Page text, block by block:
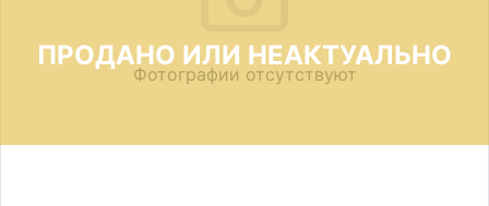
ПРОДАНО ИЛИ НЕАКТУАЛЬНО
Фотографии отсутствуют